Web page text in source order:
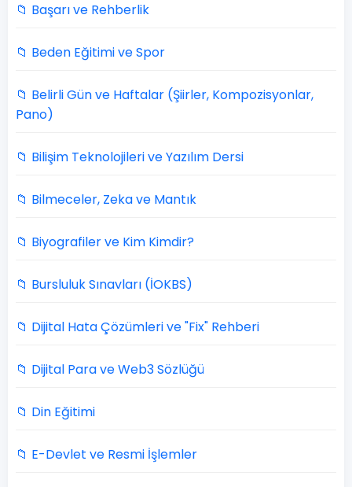
📁 Başarı ve Rehberlik
📁 Beden Eğitimi ve Spor
📁 Belirli Gün ve Haftalar (Şiirler, Kompozisyonlar,
Pano)
📁 Bilişim Teknolojileri ve Yazılım Dersi
📁 Bilmeceler, Zeka ve Mantık
📁 Biyografiler ve Kim Kimdir?
📁 Bursluluk Sınavları (İOKBS)
📁 Dijital Hata Çözümleri ve "Fix" Rehberi
📁 Dijital Para ve Web3 Sözlüğü
📁 Din Eğitimi
📁 E-Devlet ve Resmi İşlemler